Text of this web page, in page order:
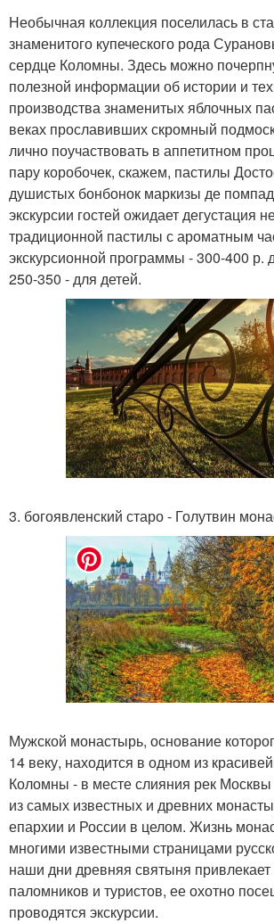
Необычная коллекция поселилась в
знаменитого купеческого рода
сердце Коломны. Здесь можно
полезной информации об истории и
производства знаменитых яблочных
веках прославивших скромный
лично поучаствовать в аппетитном
пару коробочек, скажем, пастилы
душистых бонбонок маркизы де
экскурсии гостей ожидает дегустация
традиционной пастилы с ароматным
экскурсионной программы - 300-400 р.
250-350 - для детей.
3. богоявленский старо - Голутвин
Мужской монастырь, основание
14 веку, находится в одном из
Коломны - в месте слияния рек
из самых известных и древних
епархии и России в целом. Жизнь
многими известными страницами
наши дни древняя святыня
паломников и туристов, ее охотно
проводятся экскурсии.